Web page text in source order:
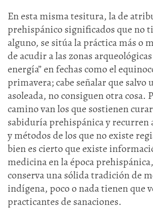
En esta misma tesitura, la de
prehispánico significados que no
alguno, se sitúa la práctica más o
de acudir a las zonas
energía” en fechas como el
primavera; cabe señalar que salvo
asoleada, no consiguen otra cosa.
camino van los que sostienen
sabiduría prehispánica y recurren
y métodos de los que no existe
bien es cierto que existe
medicina en la época
conserva una sólida tradición de
indígena, poco o nada tienen que
practicantes de sanaciones.